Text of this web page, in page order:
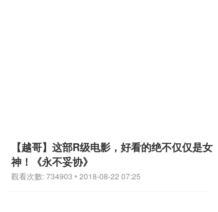
【越哥】这部R级电影，好看的绝不仅仅是女
神！《永不妥协》
觀看次數: 734903 • 2018-08-22 07:25